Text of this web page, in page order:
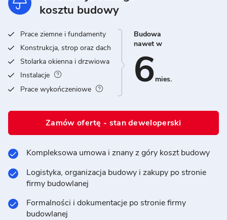
kosztu budowy
Prace ziemne i fundamenty
Konstrukcja, strop oraz dach
Stolarka okienna i drzwiowa
Instalacje
Prace wykończeniowe
Budowa
nawet w
6 mies.
Zamów ofertę - stan deweloperski
Kompleksowa umowa i znany z góry koszt budowy
Logistyka, organizacja budowy i zakupy po stronie
firmy budowlanej
Formalności i dokumentacje po stronie firmy
budowlanej